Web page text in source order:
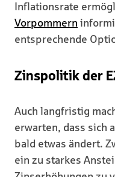
Inflationsrate
Vorpommern
entsprechende
Zinspolitik der
Auch langfristig
erwarten, dass sich
bald etwas ändert.
ein zu starkes